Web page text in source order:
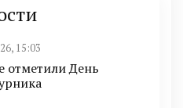
15:03
отметили День